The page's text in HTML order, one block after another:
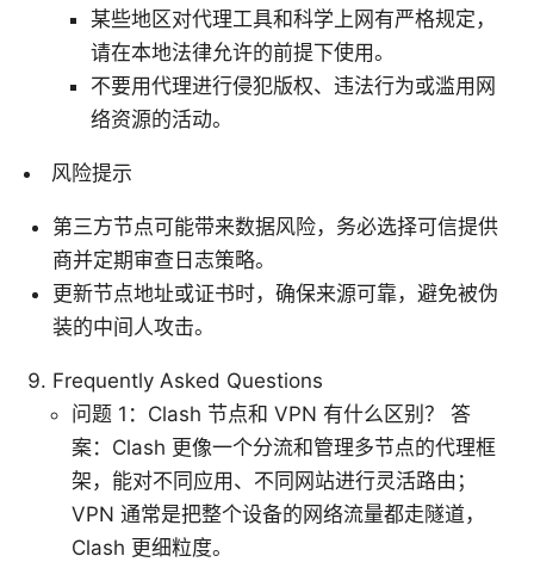
某些地区对代理工具和科学上网有严格规定，
请在本地法律允许的前提下使用。
不要用代理进行侵犯版权、违法行为或滥用网
络资源的活动。
风险提示
第三方节点可能带来数据风险，务必选择可信提供
商并定期审查日志策略。
更新节点地址或证书时，确保来源可靠，避免被伪
装的中间人攻击。
Frequently Asked Questions
问题 1：Clash 节点和 VPN 有什么区别？ 答
案：Clash 更像一个分流和管理多节点的代理框
架，能对不同应用、不同网站进行灵活路由；
VPN 通常是把整个设备的网络流量都走隧道，
Clash 更细粒度。